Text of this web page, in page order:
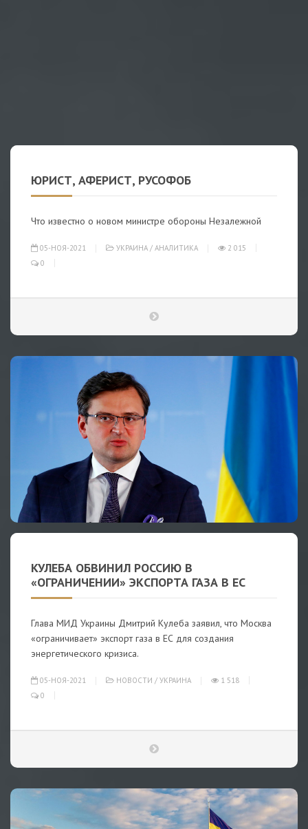
ЮРИСТ, АФЕРИСТ, РУСОФОБ
Что известно о новом министре обороны Незалежной
05-НОЯ-2021 УКРАИНА / АНАЛИТИКА
2 015
0
КУЛЕБА ОБВИНИЛ РОССИЮ В
«ОГРАНИЧЕНИИ» ЭКСПОРТА ГАЗА В ЕС
Глава МИД Украины Дмитрий Кулеба заявил, что Москва
«ограничивает» экспорт газа в ЕС для создания
энергетического кризиса.
05-НОЯ-2021 НОВОСТИ / УКРАИНА
1 518
0